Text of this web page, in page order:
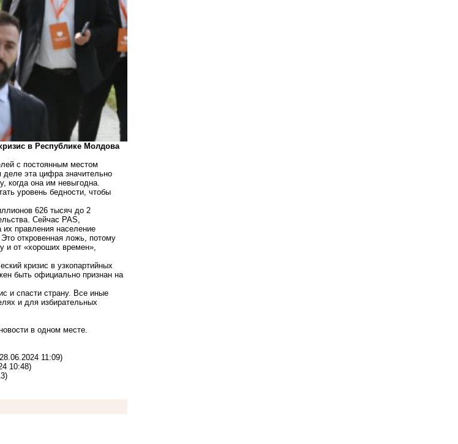
в Республике Молдова
с постоянным местом
деле эта цифра значительно
она им невыгодна.
уровень бедности, чтобы
626 тысяч до 2
Сейчас PAS,
их правления население
откровенная ложь, потому
и от «хороших времен»,
кризис в узкопартийных
быть официально признан на
и спасти страну. Все иные
и для избирательных
в одном месте.
11:09)
10:48)